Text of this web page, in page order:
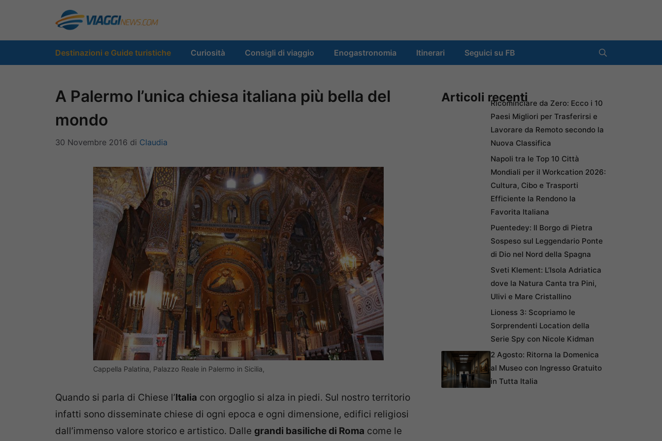
contenuto
Destinazioni e Guide turistiche Curiosità Consigli di viaggio Enogastronomia Itinerari Seguici su FB
A Palermo l’unica chiesa italiana più bella del
mondo
30 Novembre 2016 di Claudia
Cappella Palatina, Palazzo Reale in Palermo in Sicilia,
Quando si parla di Chiese l’Italia con orgoglio si alza in piedi. Sul nostro territorio
infatti sono disseminate chiese di ogni epoca e ogni dimensione, edifici religiosi
dall’immenso valore storico e artistico. Dalle grandi basiliche di Roma come le
Articoli recentiRicominciare da Zero: Ecco i 10
Paesi Migliori per Trasferirsi e
Lavorare da Remoto secondo la
Nuova Classifica
Napoli tra le Top 10 Città
Mondiali per il Workcation 2026:
Cultura, Cibo e Trasporti
Efficiente la Rendono la
Favorita Italiana
Puentedey: Il Borgo di Pietra
Sospeso sul Leggendario Ponte
di Dio nel Nord della Spagna
Sveti Klement: L’Isola Adriatica
dove la Natura Canta tra Pini,
Ulivi e Mare Cristallino
Lioness 3: Scopriamo le
Sorprendenti Location della
Serie Spy con Nicole Kidman
2 Agosto: Ritorna la Domenica
al Museo con Ingresso Gratuito
in Tutta Italia